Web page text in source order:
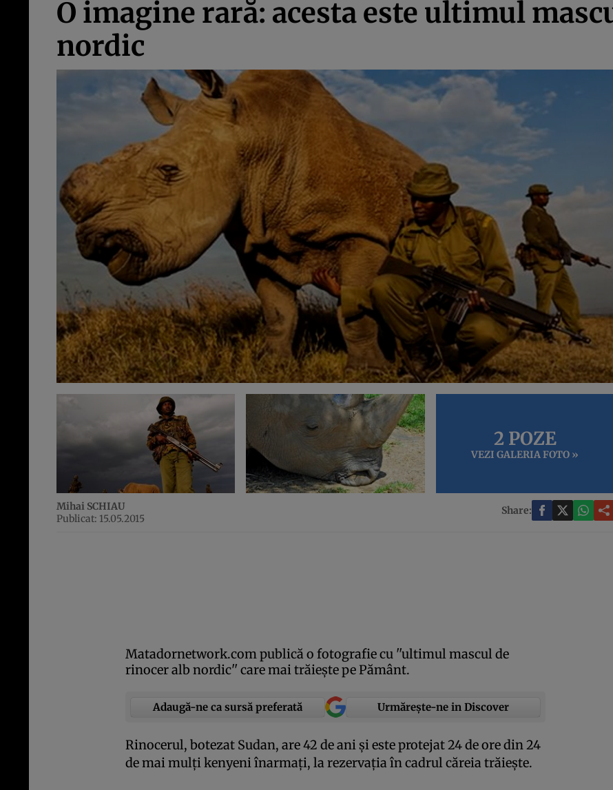
O imagine rară: acesta este ultimul
nordic
2 POZE
VEZI GALERIA FOTO »
Mihai SCHIAU
Publicat: 15.05.2015
Share:
Matadornetwork.com publică o fotografie cu ''ultimul mascul de
rinocer alb nordic'' care mai trăieşte pe Pământ.
Adaugă-ne ca sursă preferată Urmărește-ne in Discover
Rinocerul, botezat Sudan, are 42 de ani şi este protejat 24 de ore din 24
de mai mulţi kenyeni înarmaţi, la rezervaţia în cadrul căreia trăieşte.